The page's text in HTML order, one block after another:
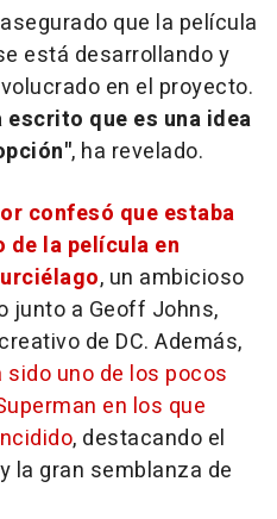
que la película
está desarrollando y
en el proyecto.
escrito que es una idea
, ha revelado.
confesó que estaba
la película en
, un ambicioso
junto a Geoff Johns,
de DC. Además,
uno de los pocos
en los que
, destacando el
la gran semblanza de